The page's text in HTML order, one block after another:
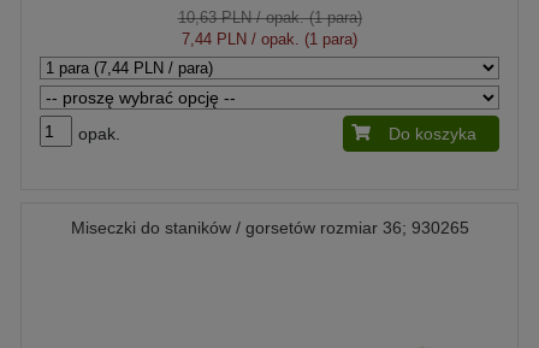
10,63 PLN/ opak. (1 para)
7,44 PLN / opak. (1 para)
opak. Do koszyka
Miseczki do staników / gorsetów rozmiar 36; 930265